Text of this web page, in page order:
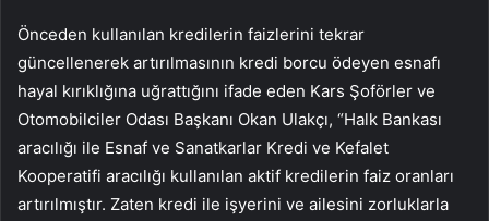
Önceden kullanılan kredilerin faizlerini tekrar
güncellenerek artırılmasının kredi borcu ödeyen esnafı
hayal kırıklığına uğrattığını ifade eden Kars Şoförler ve
Otomobilciler Odası Başkanı Okan Ulakçı, “Halk Bankası
aracılığı ile Esnaf ve Sanatkarlar Kredi ve Kefalet
Kooperatifi aracılığı kullanılan aktif kredilerin faiz oranları
artırılmıştır. Zaten kredi ile işyerini ve ailesini zorluklarla